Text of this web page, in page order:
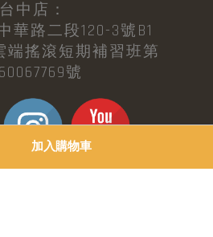
加入購物車
台中店：
華路二段120-3號B1
端搖滾短期補習班第
號